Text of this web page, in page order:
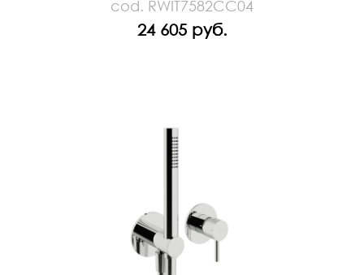
cod. RWIT7582CC04
24 605 руб.